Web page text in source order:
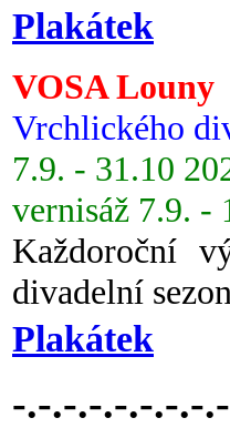
Plakátek
VOSA Louny
Vrchlického
7.9. - 31.10
vernisáž 7.9. -
Každoroční
divadelní
Plakátek
-.-.-.-.-.-.-.-